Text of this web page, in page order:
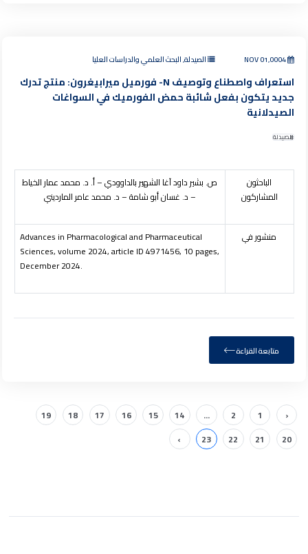
NOV 01,0004 الصيدلة, البحث العلمي والدراسات العليا
استعراف واصطناع وتوصيف N- فورميل ميرابيغرون: منتج تدرك
جديد يتكون بفعل شائبة حمض الفورميك في السواغات
الصيدلانية
الصيدلة
الباحثون
المشاركون
ص. بشير داود آغا الشهير بالداوودي – أ. د. محمد عمار الخياط
– د. غسان أبو شامة – د. محمد عامر المارديني
منشور في
Advances in Pharmacological and Pharmaceutical
Sciences, volume 2024, article ID 4971456, 10 pages,
December 2024.
متابعة القراءة
‹
1
2
...
14
15
16
17
18
19
20
21
22
23
›